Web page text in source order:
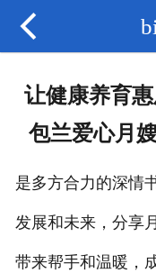

让健康养育
包兰爱心月
是多方合力的深情
发展和未来，分享
带来帮手和温暖，